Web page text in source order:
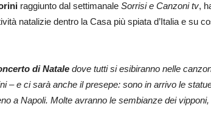
raggiunto dal settimanale Sorrisi e Canzoni tv,
natalizie dentro la Casa più spiata d’Italia e su
di Natale dove tutti si esibiranno nelle
– e ci sarà anche il presepe: sono in arrivo le
a Napoli. Molte avranno le sembianze dei